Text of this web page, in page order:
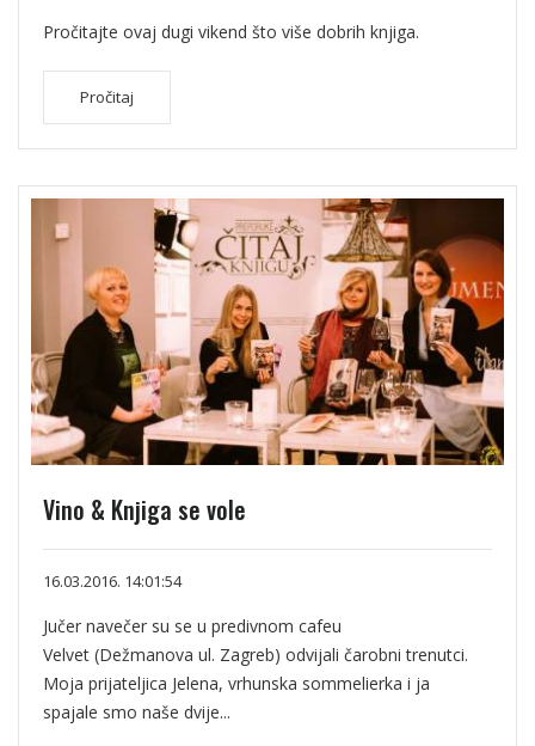
Pročitajte ovaj dugi vikend što više dobrih knjiga.
Pročitaj
Vino & Knjiga se vole
16.03.2016. 14:01:54
Jučer navečer su se u predivnom cafeu
Velvet (Dežmanova ul. Zagreb) odvijali čarobni trenutci.
Moja prijateljica Jelena, vrhunska sommelierka i ja
spajale smo naše dvije...